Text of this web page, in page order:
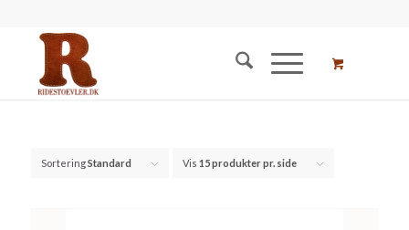
SorteringStandard Vis 15 produkter pr. side